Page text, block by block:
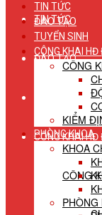
TIN TỨC
ĐÀO TẠO
TUYỂN SINH
CÔNG KHAI
CÔNG
TIN TỨC
ĐÀO TẠO
TUYỂN SINH
CÔNG KHAI
CÔNG
KIỂM
PHÒNG KHOA
KHOA
PHÒNG